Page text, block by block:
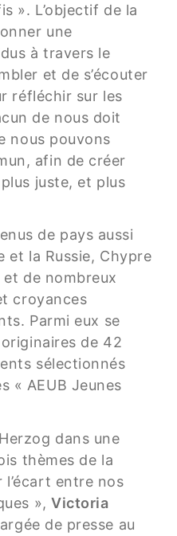
». L’objectif de la
une
à travers le
et de s’écouter
réfléchir sur les
de nous doit
nous pouvons
afin de créer
juste, et plus
de pays aussi
et la Russie, Chypre
de nombreux
croyances
Parmi eux se
de 42
sélectionnés
« AEUB Jeunes
dans une
thèmes de la
entre nos
»,Victoria
de presse au